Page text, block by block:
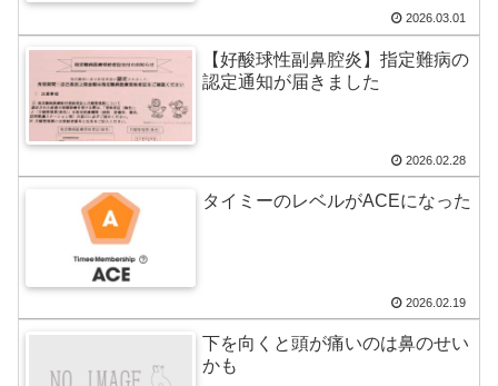
2026.03.01
【好酸球性副鼻腔炎】指定難病の
認定通知が届きました
2026.02.28
タイミーのレベルがACEになった
2026.02.19
下を向くと頭が痛いのは鼻のせい
かも